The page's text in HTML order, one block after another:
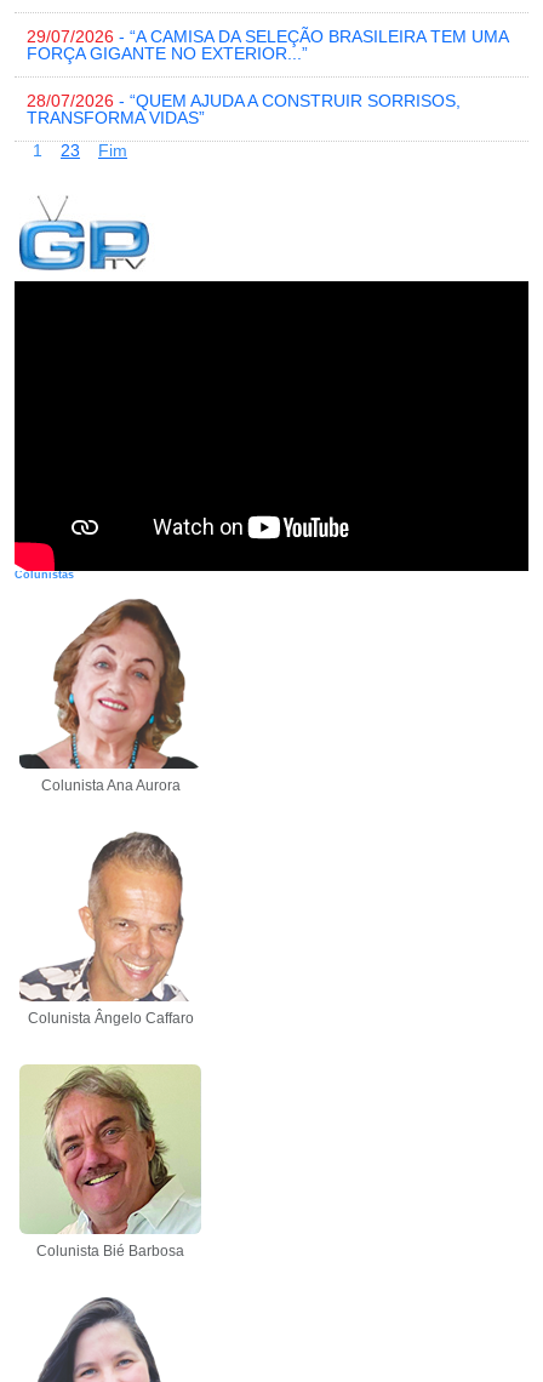
29/07/2026 - “A CAMISA DA SELEÇÃO BRASILEIRA TEM UMA
FORÇA GIGANTE NO EXTERIOR...”
28/07/2026 - “QUEM AJUDA A CONSTRUIR SORRISOS,
TRANSFORMA VIDAS”
1
23 Fim
Colunistas
Colunista Ana Aurora
Colunista Ângelo Caffaro
Colunista Bié Barbosa